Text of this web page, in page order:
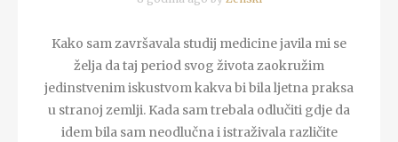
Kako sam završavala studij medicine javila mi se
želja da taj period svog života zaokružim
jedinstvenim iskustvom kakva bi bila ljetna praksa
u stranoj zemlji. Kada sam trebala odlučiti gdje da
idem bila sam neodlučna i istraživala različite